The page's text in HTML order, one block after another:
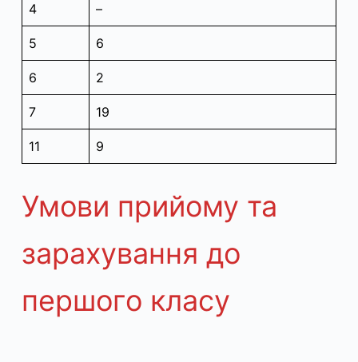
4 –
5 6
6 2
7 19
11 9
Умови прийому та
зарахування до
першого класу